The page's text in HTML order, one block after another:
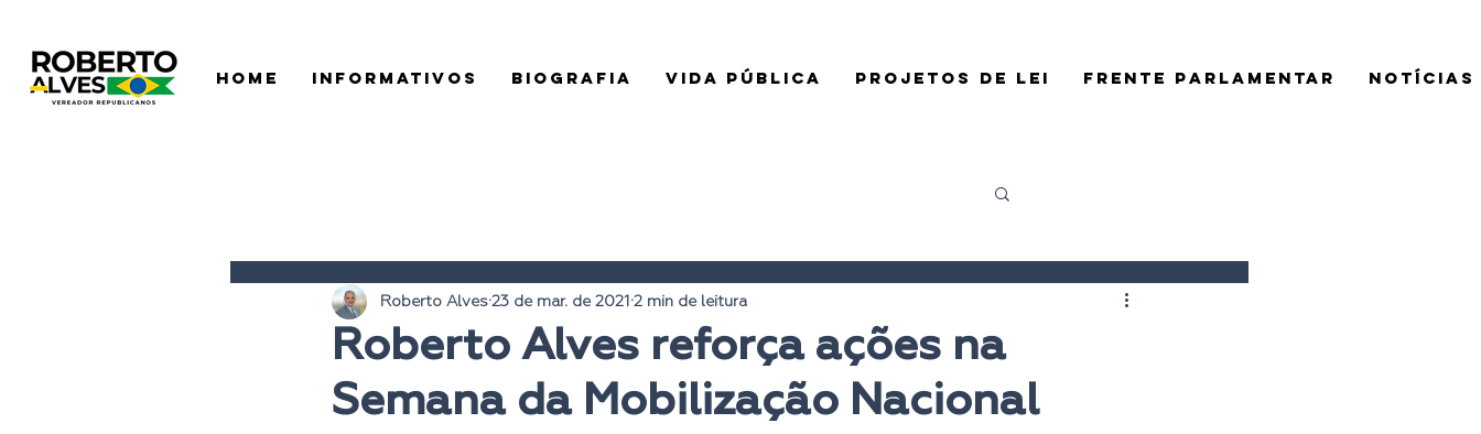
HOME INFORMATIVOS BIOGRAFIA VIDA PÚBLICA PROJETOS DE LEI FRENTE PARLAMENTAR NOTÍCIAS
Roberto Alves reforça ações na
Semana da Mobilização Nacional
Roberto Alves 23 de mar. de 2021 2 min de leitura